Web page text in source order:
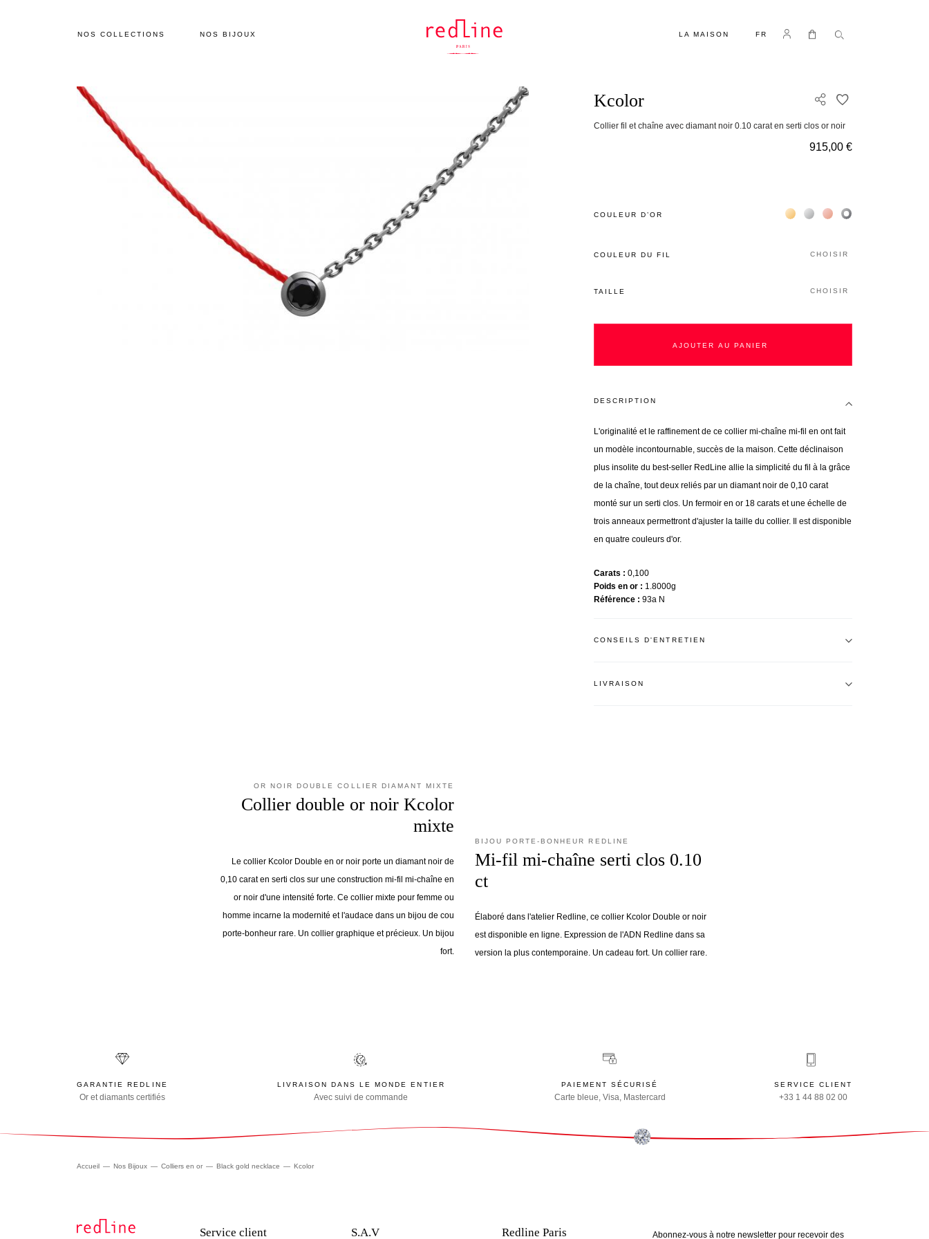
NOS COLLECTIONS NOS BIJOUX LA MAISON FR Se connecter
Mon panier
Kcolor
Collier fil et chaîne avec diamant noir 0.10 carat en serti clos or noir
915,00 €
COULEUR D’OR Жёлтое золото 18К
Белое золото 18К
Розовое золото 18К
Чёрное золото 18К
COULEUR DU FIL CHOISIR
TAILLE CHOISIR
AJOUTER AU PANIER
DESCRIPTION
L'originalité et le raffinement de ce collier mi-chaîne mi-fil en ont fait
un modèle incontournable, succès de la maison. Cette déclinaison
plus insolite du best-seller RedLine allie la simplicité du fil à la grâce
de la chaîne, tout deux reliés par un diamant noir de 0,10 carat
monté sur un serti clos. Un fermoir en or 18 carats et une échelle de
trois anneaux permettront d'ajuster la taille du collier. Il est disponible
en quatre couleurs d'or.
Carats
0,100
Poids en or
1.8000g
Référence
93a N
CONSEILS D'ENTRETIEN
LIVRAISON
OR NOIR DOUBLE COLLIER DIAMANT MIXTE
Collier double or noir Kcolor
mixte
Le collier Kcolor Double en or noir porte un diamant noir de
0,10 carat en serti clos sur une construction mi-fil mi-chaîne en
or noir d'une intensité forte. Ce collier mixte pour femme ou
homme incarne la modernité et l'audace dans un bijou de cou
porte-bonheur rare. Un collier graphique et précieux. Un bijou
fort.
BIJOU PORTE-BONHEUR REDLINE
Mi-fil mi-chaîne serti clos 0.10
ct
Élaboré dans l'atelier Redline, ce collier Kcolor Double or noir
est disponible en ligne. Expression de l'ADN Redline dans sa
version la plus contemporaine. Un cadeau fort. Un collier rare.
GARANTIE REDLINE
Or et diamants certifiés
LIVRAISON DANS LE MONDE ENTIER
Avec suivi de commande
PAIEMENT SÉCURISÉ
Carte bleue, Visa, Mastercard
SERVICE CLIENT
+33 1 44 88 02 00
Accueil Nos Bijoux Colliers en or Black gold necklace Kcolor
Service client S.A.V Redline Paris Abonnez-vous à notre newsletter pour recevoir des